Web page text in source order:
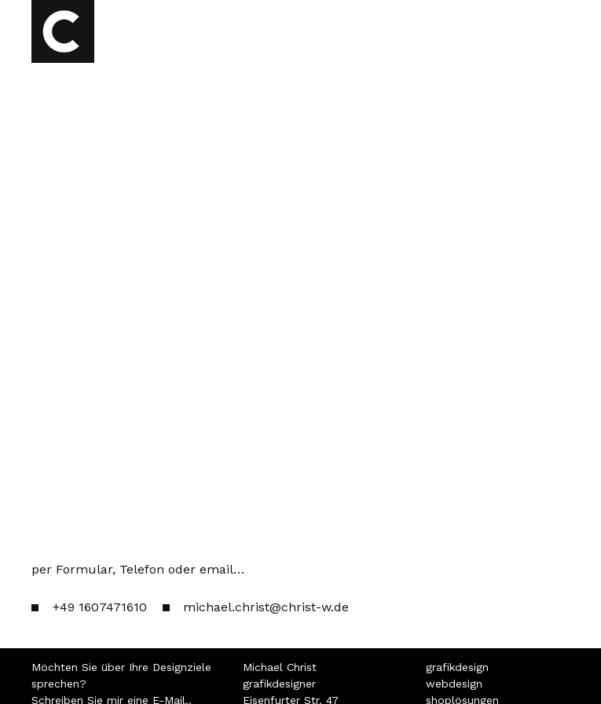
per Formular, Telefon oder email…
+49 1607471610 michael.christ@christ-w.de
Möchten Sie über Ihre Designziele
sprechen?
Schreiben Sie mir eine E-Mail..
Michael Christ
grafikdesigner
Eisenfurter Str. 47
grafikdesign
webdesign
shoplösungen